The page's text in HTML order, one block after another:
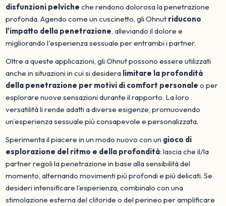
disfunzioni pelviche che rendono dolorosa la penetrazione
profonda. Agendo come un cuscinetto, gli Ohnut riducono
l'impatto della penetrazione, alleviando il dolore e
migliorando l'esperienza sessuale per entrambi i partner.
Oltre a queste applicazioni, gli Ohnut possono essere utilizzati
anche in situazioni in cui si desidera limitare la profondità
della penetrazione per motivi di comfort personale o per
esplorare nuove sensazioni durante il rapporto. La loro
versatilità li rende adatti a diverse esigenze, promuovendo
un’esperienza sessuale più consapevole e personalizzata.
Sperimenta il piacere in un modo nuovo con un gioco di
esplorazione del ritmo e della profondità: lascia che il/la
partner regoli la penetrazione in base alla sensibilità del
momento, alternando movimenti più profondi e più delicati. Se
desideri intensificare l’esperienza, combinalo con una
stimolazione esterna del clitoride o del perineo per amplificare